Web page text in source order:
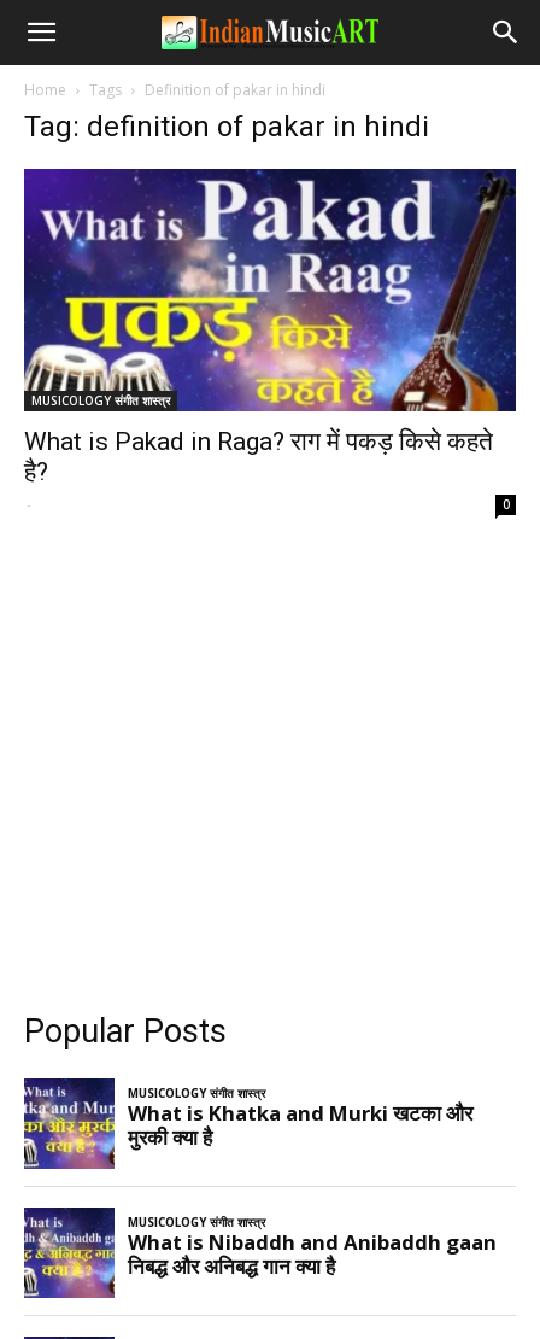
Home Tags Definition of pakar in hindi
Tag: definition of pakar in hindi
MUSICOLOGY संगीत शास्त्र
What is Pakad in Raga? राग में पकड़ किसे कहते
है?
- 0
Popular Posts